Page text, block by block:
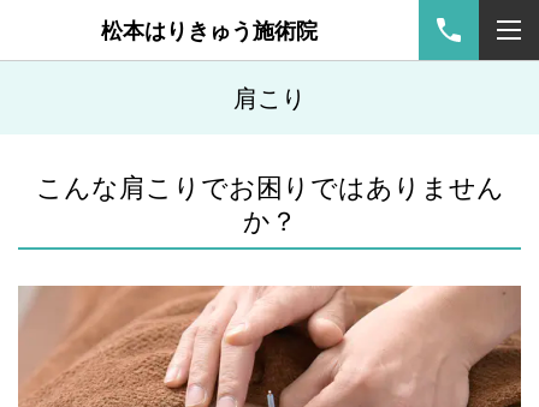
松本はりきゅう施術院
肩こり
こんな肩こりでお困りではありません
か？